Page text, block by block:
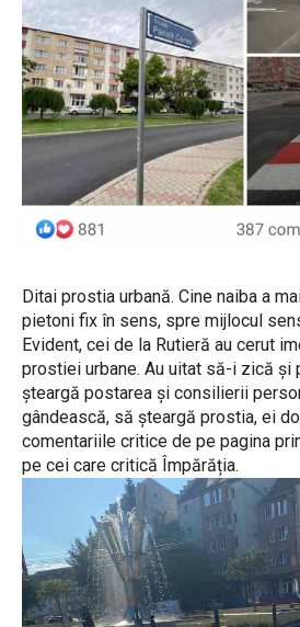
Ditai prostia urbană. Cine naiba a
pietoni fix în sens, spre mijlocul
Evident, cei de la Rutieră au cerut
prostiei urbane. Au uitat să-i zică și
șteargă postarea și consilierii
gândească, să șteargă prostia, ei
comentariile critice de pe pagina
pe cei care critică Împărăția.